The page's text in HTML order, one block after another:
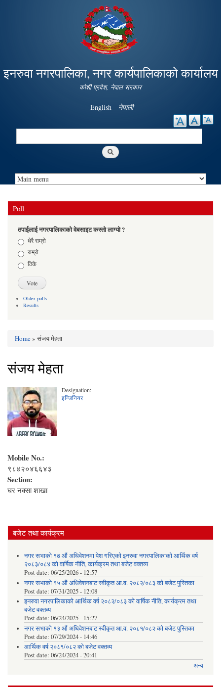
Skip to
main
content
इनरुवा नगरपालिका, नगर कार्यपालिकाको कार्यालय
कोशी प्रदेश, नेपाल सरकार
English नेपाली
Search
Poll
तपाईलाई नगरपालिकाको वेबसाइट कस्तो लाग्यो ?
Choicesधेरै राम्रो
राम्रो
ठिकै
Older polls
Results
Home» संजय मेहता
संजय मेहता
Designation:
इन्जिनियर
Mobile No.:
९८४२०४६६४३
Section:
घर नक्सा शाखा
बजेट तथा कार्यक्रम
नगर सभाको १७ औं अधिवेशनमा पेश गरिएको इनरुवा नगरपालिकाको आर्थिक वर्ष
२०८३/०८४ को वार्षिक नीति, कार्यक्रम तथा बजेट वक्तव्य
Post date: 06/25/2026 - 12:57
नगर सभाको १५ औं अधिवेशनबाट स्वीकृत आ.व. २०८२/०८३ को बजेट पुस्तिका
Post date: 07/31/2025 - 12:08
इनरुवा नगरपालिकाको आर्थिक वर्ष २०८२/०८३ को वार्षिक नीति, कार्यक्रम तथा
बजेट वक्तव्य
Post date: 06/24/2025 - 15:27
नगर सभाको १३ औं अधिवेशनबाट स्वीकृत आ.व. २०८१/०८२ को बजेट पुस्तिका
Post date: 07/29/2024 - 14:46
आर्थिक वर्ष २०८१/०८२ को बजेट वक्तव्य
Post date: 06/24/2024 - 20:41
अन्य